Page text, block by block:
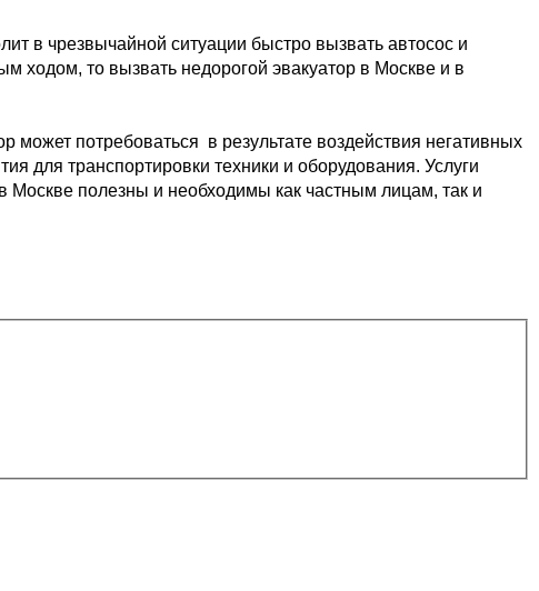
в чрезвычайной ситуации быстро вызвать автосос и
ходом, то вызвать недорогой эвакуатор в Москве и в
может потребоваться  в результате воздействия негативных
для транспортировки техники и оборудования. Услуги
Москве полезны и необходимы как частным лицам, так и